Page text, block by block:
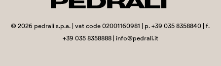
©2026 pedrali s.p.a. | vat code 02001160981 | p. +39 035 8358840 | f.
+39 035 8358888 | info@pedrali.it